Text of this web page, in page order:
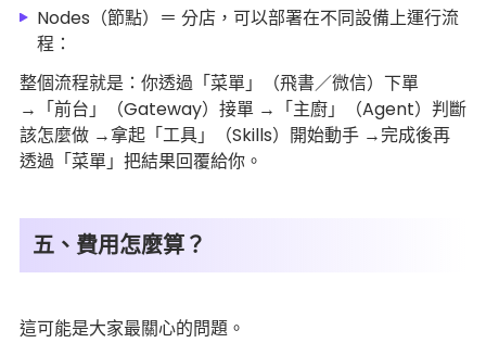
Nodes（節點）＝ 分店，可以部署在不同設備上運行流
程：
整個流程就是：你透過「菜單」（飛書／微信）下單
→「前台」（Gateway）接單 →「主廚」（Agent）判斷
該怎麼做 →拿起「工具」（Skills）開始動手 →完成後再
透過「菜單」把結果回覆給你。
五、費用怎麼算？
這可能是大家最關心的問題。